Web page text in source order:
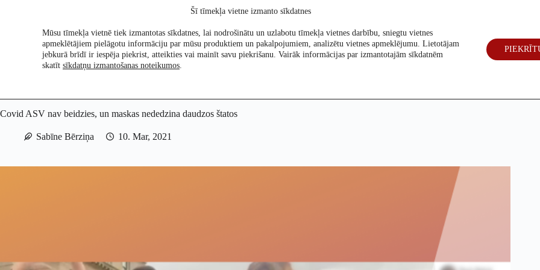
Pētījumi Re:Check Par mums Vēlēšanas 2026
Covid ASV nav beidzies, un maskas nededzina daudzos štatos
Sabīne Bērziņa 10. Mar, 2021
Šī tīmekļa vietne izmanto sīkdatnes
Mūsu tīmekļa vietnē tiek izmantotas sīkdatnes, lai nodrošinātu un uzlabotu tīmekļa vietnes darbību, sniegtu vietnes
apmeklētājiem pielāgotu informāciju par mūsu produktiem un pakalpojumiem, analizētu vietnes apmeklējumu. Lietotājam
jebkurā brīdī ir iespēja piekrist, atteikties vai mainīt savu piekrišanu. Vairāk informācijas par izmantotajām sīkdatnēm
skatīt sīkdatņu izmantošanas noteikumos.